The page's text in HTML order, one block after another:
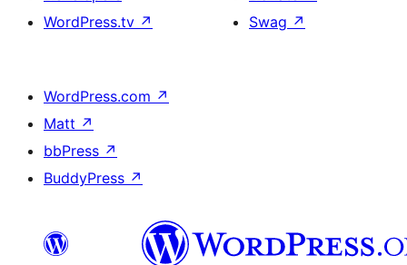
WordPress.tv ↗
Swag ↗
WordPress.com ↗
Matt ↗
bbPress ↗
BuddyPress ↗